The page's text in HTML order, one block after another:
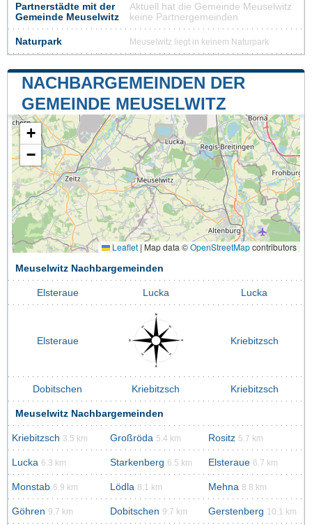
Partnerstädte mit der
Gemeinde Meuselwitz
Aktuell hat die Gemeinde Meuselwitz
keine Partnergemeinden
Naturpark Meuselwitz liegt in keinem Naturpark
NACHBARGEMEINDEN DER
GEMEINDE MEUSELWITZ
+
−
Leaflet | Map data ©OpenStreetMapcontributors
Meuselwitz Nachbargemeinden
Elsteraue Lucka Lucka
Elsteraue Kriebitzsch
Dobitschen Kriebitzsch Kriebitzsch
Meuselwitz Nachbargemeinden
Kriebitzsch 3.5 km Großröda 5.4 km Rositz 5.7 km
Lucka 6.3 km Starkenberg 6.5 km Elsteraue 6.7 km
Monstab 6.9 km Lödla 8.1 km Mehna 8.8 km
Göhren 9.7 km Dobitschen 9.7 km Gerstenberg 10.1 km